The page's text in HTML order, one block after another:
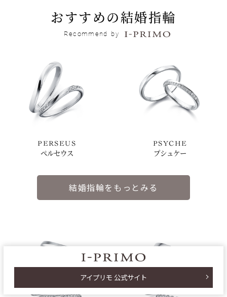
おすすめの結婚指輪
Recommend by
PERSEUS
ペルセウス
PSYCHE
プシュケー
結婚指輪をもっとみる
アイプリモ 公式サイト